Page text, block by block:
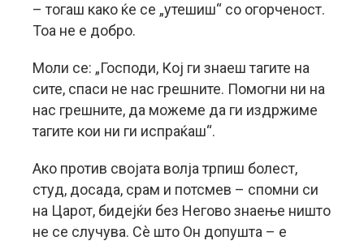
– тогаш како ќе се „утешиш“ со огорченост.
Тоа не е добро.
Моли се: „Господи, Кој ги знаеш тагите на
сите, спаси не нас грешните. Помогни ни на
нас грешните, да можеме да ги издржиме
тагите кои ни ги испраќаш“.
Ако против својата волја трпиш болест,
студ, досада, срам и потсмев – спомни си
на Царот, бидејќи без Негово знаење ништо
не се случува. Сè што Он допуштa – е